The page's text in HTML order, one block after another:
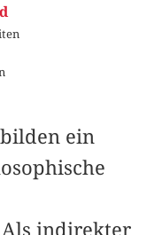
ein
indirekter